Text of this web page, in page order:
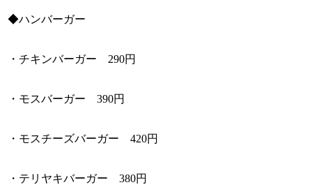
◆ハンバーガー
・チキンバーガー 290円
・モスバーガー 390円
・モスチーズバーガー 420円
・テリヤキバーガー 380円